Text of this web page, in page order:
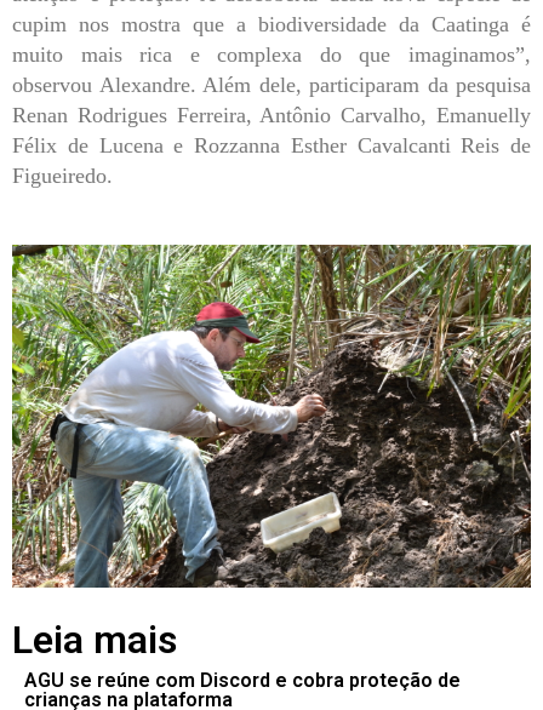
cupim nos mostra que a biodiversidade da Caatinga é
muito mais rica e complexa do que imaginamos”,
observou Alexandre. Além dele, participaram da pesquisa
Renan Rodrigues Ferreira, Antônio Carvalho, Emanuelly
Félix de Lucena e Rozzanna Esther Cavalcanti Reis de
Figueiredo.
Leia mais
AGU se reúne com Discord e cobra proteção de
crianças na plataforma